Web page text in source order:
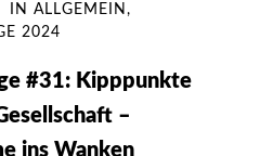
IN ALLGEMEIN ,
2024
#31: Kipppunkte
–
ins Wanken